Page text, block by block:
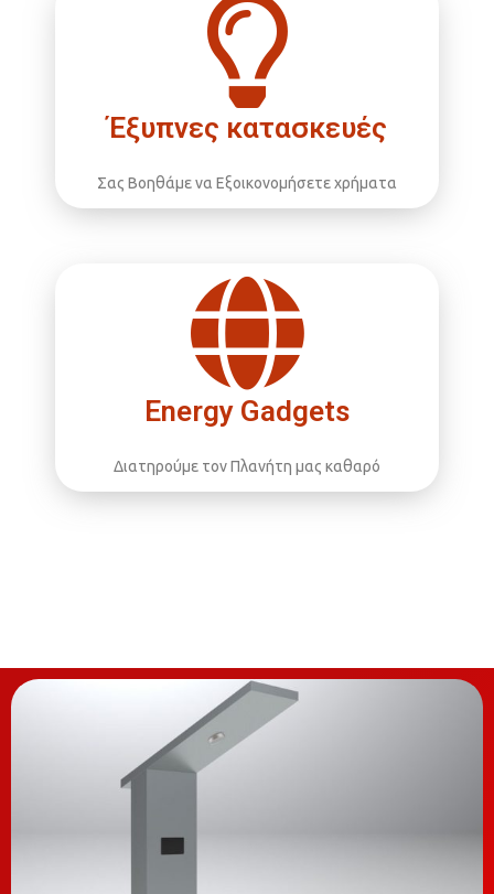
Έξυπνες κατασκευές
Σας Βοηθάμε να Εξοικονομήσετε χρήματα
Energy Gadgets
Διατηρούμε τον Πλανήτη μας καθαρό